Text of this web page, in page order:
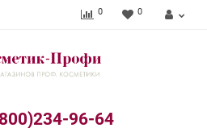
0 0
96-64